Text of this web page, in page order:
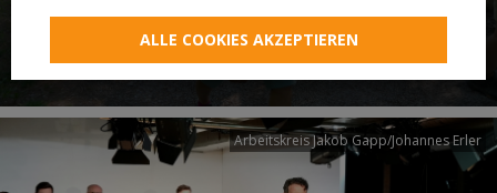
Neuer Pilgerweg Via
Laudato si’
Arbeitskreis Jakob Gapp/Johannes Erler
ALLE COOKIES AKZEPTIEREN